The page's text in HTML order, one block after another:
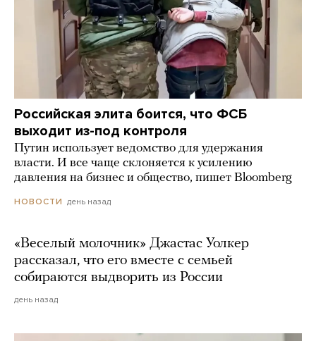
Российская элита боится, что ФСБ
выходит из-под контроля
Путин использует ведомство для удержания
власти. И все чаще склоняется к усилению
давления на бизнес и общество, пишет Bloomberg
НОВОСТИ день назад
«Веселый молочник» Джастас Уолкер
рассказал, что его вместе с семьей
собираются выдворить из России
день назад